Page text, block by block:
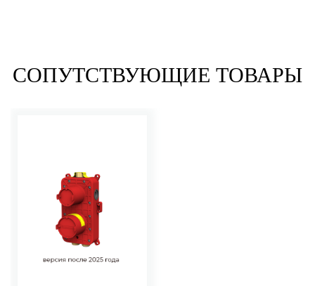
СОПУТСТВУЮЩИЕ ТОВАРЫ